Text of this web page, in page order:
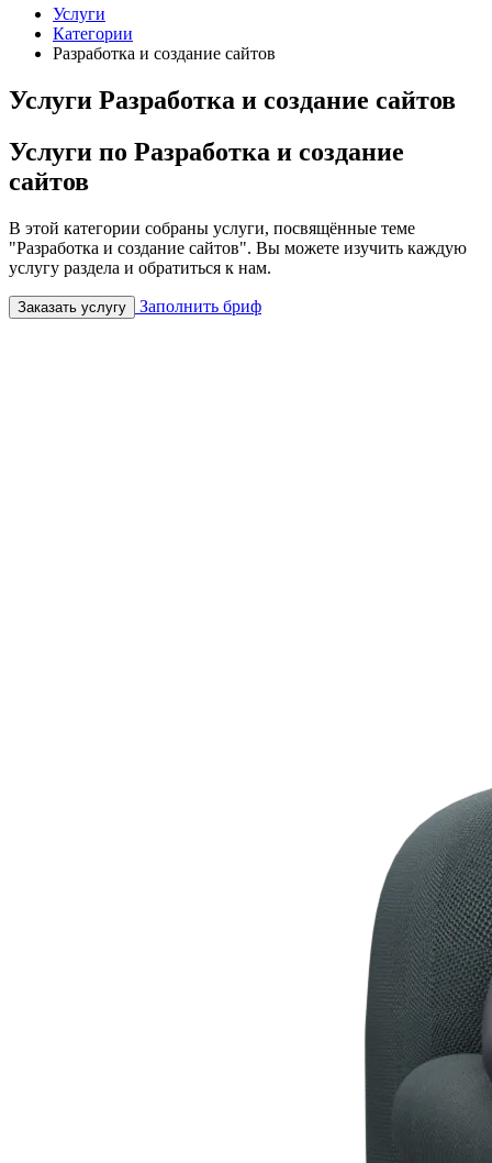
Услуги
Категории
Разработка и создание сайтов
Услуги Разработка и создание сайтов
Услуги по Разработка и создание
сайтов
В этой категории собраны услуги, посвящённые теме
"Разработка и создание сайтов". Вы можете изучить каждую
услугу раздела и обратиться к нам.
Заказать услугу Заполнить бриф